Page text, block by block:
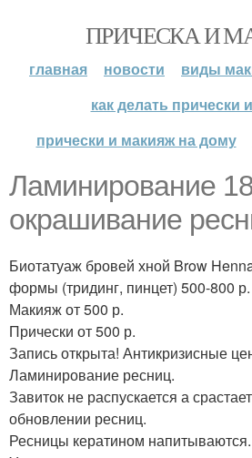
ПРИЧЕСКА И
главная новости
виды
как делать прически
прически и макияж на дому
Ламинирование
окрашивание
Биотатуаж бровей хной Brow
формы (тридинг, пинцет) 500-800 р.
Макияж от 500 р.
Прически от 500 р.
Запись открыта! Антикризисные
Ламинирование ресниц.
Завиток не распускается а
обновлении ресниц.
Ресницы кератином напитываются.